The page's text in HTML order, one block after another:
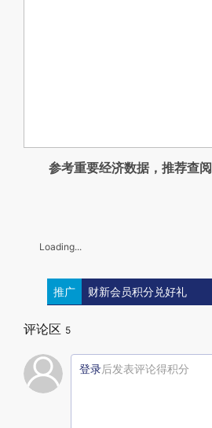
参考重要经济数据，推荐查阅
Loading...
推广 财新会员积分兑好礼
评论区 5
登录后发表评论得积分